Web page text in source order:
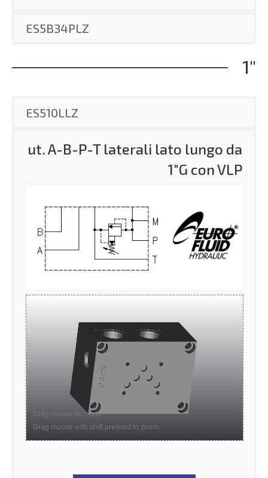
ES5B34PLZ
1"
ES510LLZ
ut. A-B-P-T laterali lato lungo da
1″G con VLP
Drag mouse to rotate
Drag mouse with shift pressed to zoom